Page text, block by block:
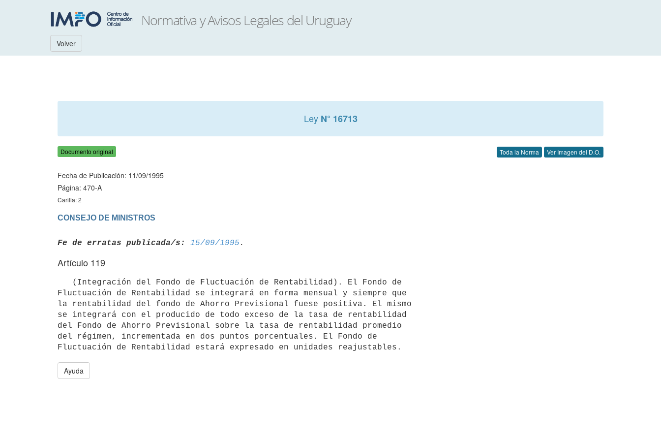
Volver
Ley N° 16713
Documento original Toda la Norma Ver Imagen del D.O.
Fecha de Publicación: 11/09/1995
Página: 470-A
Carilla: 2
Fe de erratas publicada/s: 15/09/1995
Artículo 119
Fluctuación de Rentabilidad se integrará en forma mensual y siempre que
la rentabilidad del fondo de Ahorro Previsional fuese positiva. El mismo
se integrará con el producido de todo exceso de la tasa de rentabilidad
del Fondo de Ahorro Previsional sobre la tasa de rentabilidad promedio
del régimen, incrementada en dos puntos porcentuales. El Fondo de
Ayuda